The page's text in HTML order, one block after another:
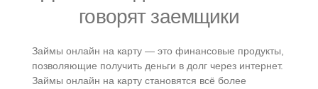
говорят заемщики
Займы онлайн на карту — это финансовые продукты,
позволяющие получить деньги в долг через интернет.
Займы онлайн на карту становятся всё более